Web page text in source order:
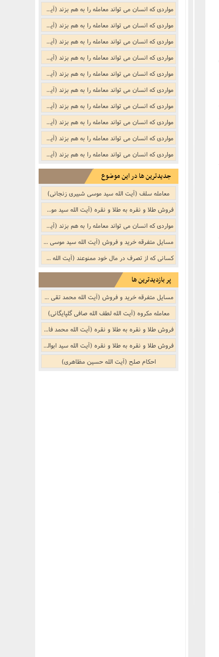
منکر
بوییدن عطر و گیاهان خوشبو با لذّت
مواردی که انسان می تواند معامله را به هم بزند (آیت الله سید محمد حسینی شاهرودی)
مواردی که انسان می تواند معامله را به هم بزند (آیت الله لطف الله صافی گلپایگانی)
مواردی که انسان می تواند معامله را به هم بزند (آیت الله سید محمد علوی گرگانی)
مواردی که انسان می تواند معامله را به هم بزند (آیت الله محمد فاضل لنکرانی (ره))
مواردی که انسان می تواند معامله را به هم بزند (آیت الله حسین مظاهری)
مواردی که انسان می تواند معامله را به هم بزند (آیت الله ناصر مکارم شیرازی)
مواردی که انسان می تواند معامله را به هم بزند (آیت الله سید عبدالکریم موسوی اردبیلی)
مواردی که انسان می تواند معامله را به هم بزند (آیت الله حسین وحید خراسانی)
مواردی که انسان می تواند معامله را به هم بزند (آیت الله محمد تقی بهجت (ره))
مواردی که انسان می تواند معامله را به هم بزند (آیت الله سید موسی شبیری زنجانی)
جدیدترین ها در این موضوع
معامله سلف (آیت الله سید موسی شبیری زنجانی)
فروش طلا و نقره به طلا و نقره (آیت الله سید موسی شبیری زنجانی)
مواردی که انسان می تواند معامله را به هم بزند (آیت الله سید موسی شبیری زنجانی)
مسایل متفرقه خرید و فروش‌‌ (آیت الله سید موسی شبیری زنجانی)
کسانى که از تصرف در مال خود ممنوعند (آیت الله سید موسی شبیری زنجانی)
پر بازدیدترین ها
مسایل متفرقه خرید و فروش‌‌ (آیت الله محمد تقی بهجت (ره))
معامله مکروه (آیت الله لطف الله صافی گلپایگانی)
فروش طلا و نقره به طلا و نقره (آیت الله محمد فاضل لنکرانی (ره))
فروش طلا و نقره به طلا و نقره (آیت الله سید ابوالقاسم موسوی خویی (ره))
احکام صلح (آیت الله حسین مظاهری)